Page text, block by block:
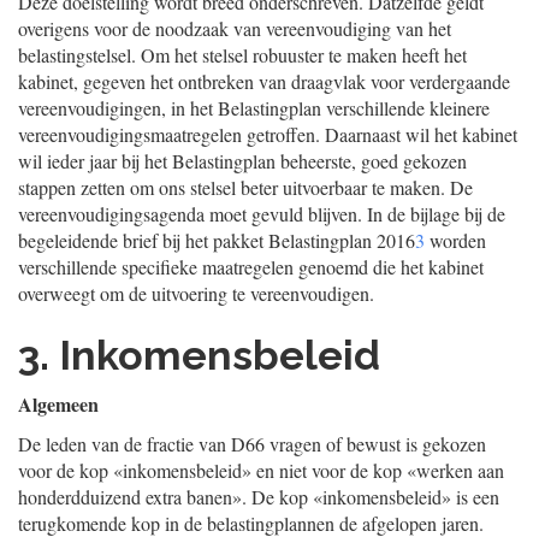
overigens voor de noodzaak van vereenvoudiging van het
belastingstelsel. Om het stelsel robuuster te maken heeft het
kabinet, gegeven het ontbreken van draagvlak voor verdergaande
vereenvoudigingen, in het Belastingplan verschillende kleinere
vereenvoudigingsmaatregelen getroffen. Daarnaast wil het kabinet
wil ieder jaar bij het Belastingplan beheerste, goed gekozen
stappen zetten om ons stelsel beter uitvoerbaar te maken. De
vereenvoudigingsagenda moet gevuld blijven. In de bijlage bij de
begeleidende brief bij het pakket Belastingplan 20163 worden
verschillende specifieke maatregelen genoemd die het kabinet
overweegt om de uitvoering te vereenvoudigen.
3. Inkomensbeleid
Algemeen
De leden van de fractie van D66 vragen of bewust is gekozen
voor de kop «inkomensbeleid» en niet voor de kop «werken aan
honderdduizend extra banen». De kop «inkomensbeleid» is een
terugkomende kop in de belastingplannen de afgelopen jaren.